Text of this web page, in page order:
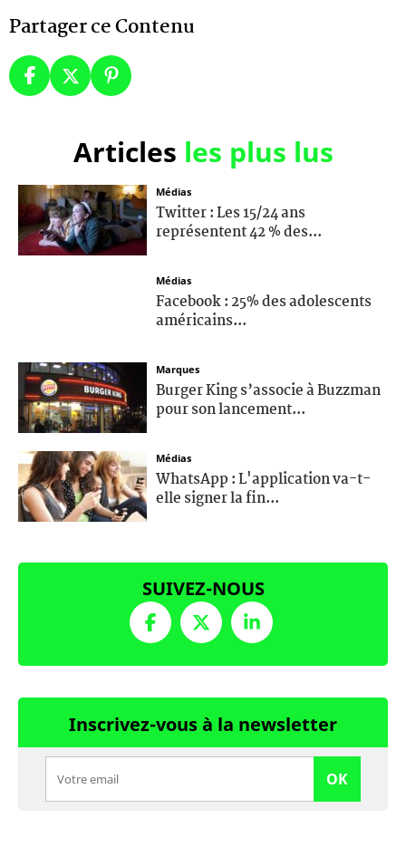
Partager ce Contenu
Articles les plus lus
Médias
Twitter : Les 15/24 ans
représentent 42 % des...
Médias
Facebook : 25% des adolescents
américains...
Marques
Burger King s’associe à Buzzman
pour son lancement...
Médias
WhatsApp : L'application va-t-
elle signer la fin...
SUIVEZ-NOUS
Inscrivez-vous à la newsletter
OK